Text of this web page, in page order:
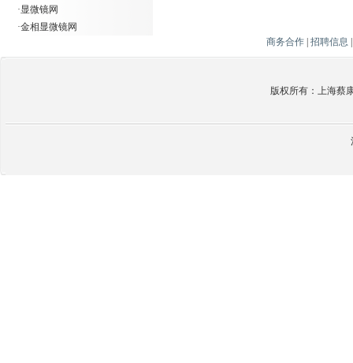
·显微镜网
·金相显微镜网
商务合作 招聘信息
版权所有：上海蔡